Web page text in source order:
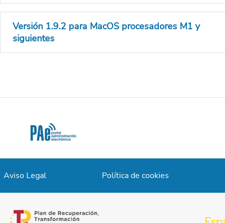
Versión 1.9.2 para MacOS procesadores M1 y
siguientes
Aviso Legal Política de cookies
se abre en una pestaña nueva